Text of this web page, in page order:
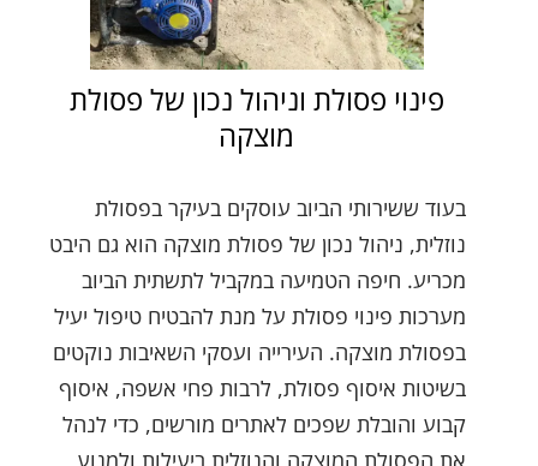
פינוי פסולת וניהול נכון של פסולת
מוצקה
בעוד ששירותי הביוב עוסקים בעיקר בפסולת
נוזלית, ניהול נכון של פסולת מוצקה הוא גם היבט
מכריע. חיפה הטמיעה במקביל לתשתית הביוב
מערכות פינוי פסולת על מנת להבטיח טיפול יעיל
בפסולת מוצקה. העירייה ועסקי השאיבות נוקטים
בשיטות איסוף פסולת, לרבות פחי אשפה, איסוף
קבוע והובלת שפכים לאתרים מורשים, כדי לנהל